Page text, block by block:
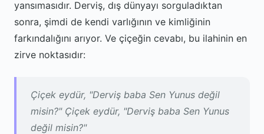
yansımasıdır. Derviş, dış dünyayı sorguladıktan
sonra, şimdi de kendi varlığının ve kimliğinin
farkındalığını arıyor. Ve çiçeğin cevabı, bu ilahinin en
zirve noktasıdır:
Çiçek eydür, "Derviş baba Sen Yunus değil
misin?" Çiçek eydür, "Derviş baba Sen Yunus
değil misin?"